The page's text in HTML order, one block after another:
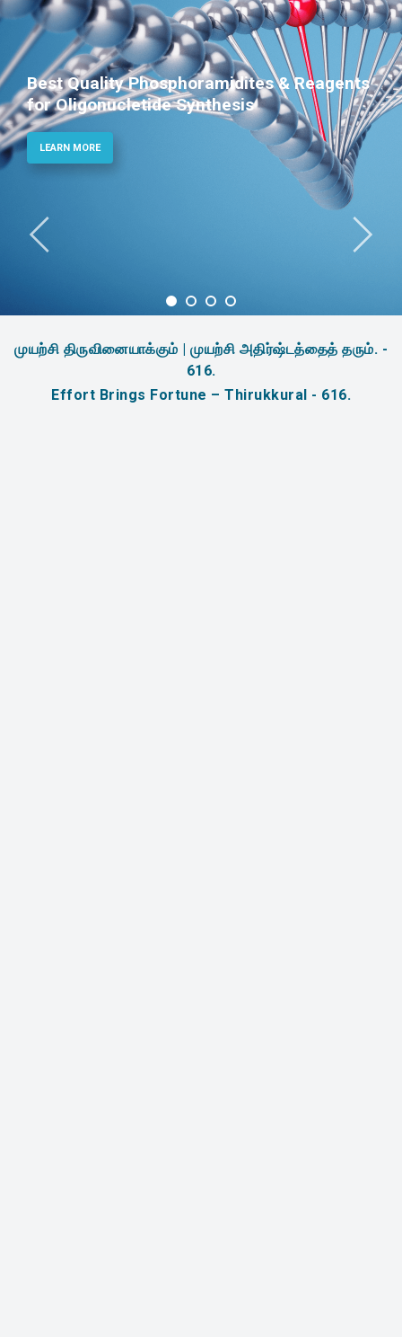
Best Quality Phosphoramidites & Reagents
for Oligonucletide Synthesis
LEARN MORE
முயற்சி திருவினையாக்கும் | முயற்சி அதிர்ஷ்டத்தைத் தரும். -
616.
Effort Brings Fortune – Thirukkural - 616.